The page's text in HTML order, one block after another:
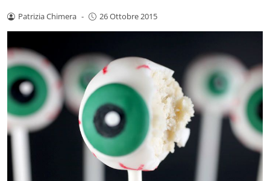
Patrizia Chimera - 26 Ottobre 2015